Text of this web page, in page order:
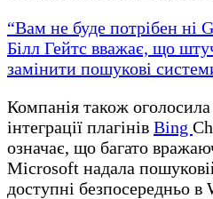
“Вам не буде потрібен ні
Білл Гейтс вважає, що
замінити пошукові
Компанія також
інтеграції плагінів Bing
означає, що багато
Microsoft надала
доступні безпосередньо в